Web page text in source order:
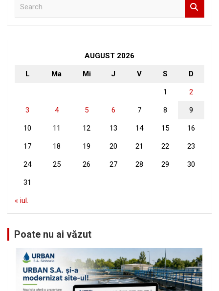
AUGUST 2026
L Ma Mi J V S D
1 2
3 4 5 6 7 8 9
10 11 12 13 14 15 16
17 18 19 20 21 22 23
24 25 26 27 28 29 30
31
« iul.
Poate nu ai văzut